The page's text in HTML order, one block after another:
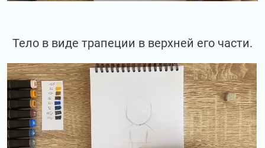
Тело в виде трапеции в верхней его части.